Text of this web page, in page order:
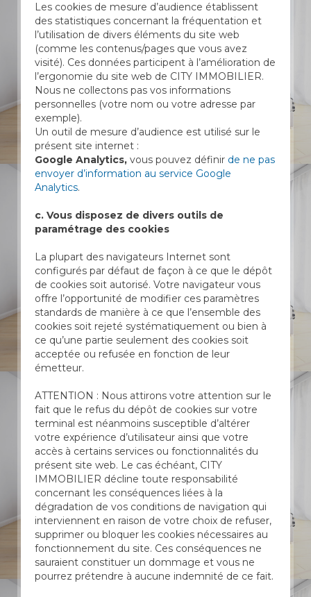
Les cookies de mesure d’audience établissent
des statistiques concernant la fréquentation et
l’utilisation de divers éléments du site web
(comme les contenus/pages que vous avez
visité). Ces données participent à l’amélioration de
l’ergonomie du site web de CITY IMMOBILIER.
Nous ne collectons pas vos informations
personnelles (votre nom ou votre adresse par
exemple).
Un outil de mesure d’audience est utilisé sur le
présent site internet :
Google Analytics, vous pouvez définir de ne pas
envoyer d’information au service Google
Analytics.
c. Vous disposez de divers outils de
paramétrage des cookies
La plupart des navigateurs Internet sont
configurés par défaut de façon à ce que le dépôt
de cookies soit autorisé. Votre navigateur vous
offre l’opportunité de modifier ces paramètres
standards de manière à ce que l’ensemble des
cookies soit rejeté systématiquement ou bien à
ce qu’une partie seulement des cookies soit
acceptée ou refusée en fonction de leur
émetteur.
ATTENTION : Nous attirons votre attention sur le
fait que le refus du dépôt de cookies sur votre
terminal est néanmoins susceptible d’altérer
votre expérience d’utilisateur ainsi que votre
accès à certains services ou fonctionnalités du
présent site web. Le cas échéant, CITY
IMMOBILIER décline toute responsabilité
concernant les conséquences liées à la
dégradation de vos conditions de navigation qui
interviennent en raison de votre choix de refuser,
supprimer ou bloquer les cookies nécessaires au
fonctionnement du site. Ces conséquences ne
sauraient constituer un dommage et vous ne
pourrez prétendre à aucune indemnité de ce fait.